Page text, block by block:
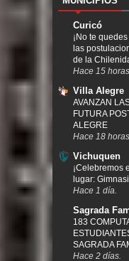
Curicó
¡No te
las
de la
Hace 15 horas.
Villa Alegre
AVANZAN
FUTURA
ALEGRE
Hace 18 horas.
Vichuquen
¡Celebremos
lugar:
Hace 1 día.
Sagrada
183
SAGRADA
Hace 2 días.